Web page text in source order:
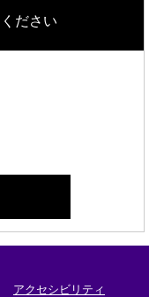
ださい
アクセシビリティ